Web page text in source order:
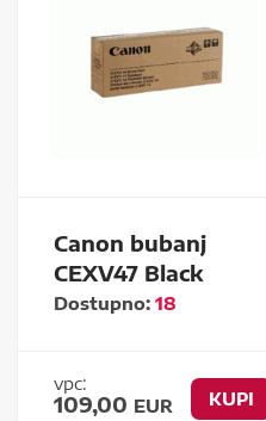
Canon bubanj
CEXV47 Black
Dostupno:18
vpc:
109,00 EUR KUPI